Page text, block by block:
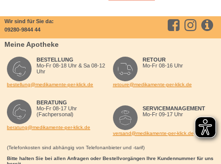
Wir sind für Sie da:
09280-9844 44
Meine Apotheke
BESTELLUNG
Mo-Fr 08-18 Uhr & Sa 08-12
Uhr
bestellung@medikamente-per-klick.de
BERATUNG
Mo-Fr 08-17 Uhr
(Fachpersonal)
beratung@medikamente-per-klick.de
RETOUR
Mo-Fr 08-16 Uhr
retoure@medikamente-per-klick.de
SERVICEMANAGEMENT
Mo-Fr 09-17 Uhr
versand@medikamente-per-klick.de
(Telefonkosten sind abhängig von Telefonanbieter und -tarif)
Bitte halten Sie bei allen Anfragen oder Bestellvorgängen Ihre Kundennummer für uns